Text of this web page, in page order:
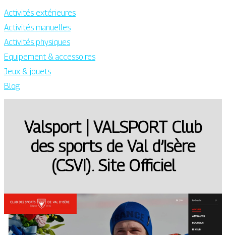
Activités extérieures
Activités manuelles
Activités physiques
Equipement & accessoires
Jeux & jouets
Blog
Valsport | VALSPORT Club
des sports de Val d’Isère
(CSVI). Site Officiel